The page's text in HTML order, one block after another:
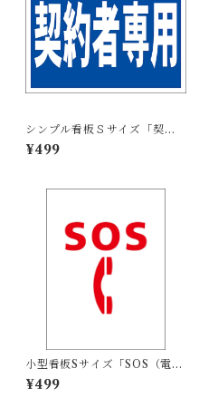
シンプル看板Ｓサイズ「契約
者専用」【駐車場】屋外可
¥499
小型看板Sサイズ「SOS（電
話）マーク（赤）」 屋外可
【その他・マーク】
¥499